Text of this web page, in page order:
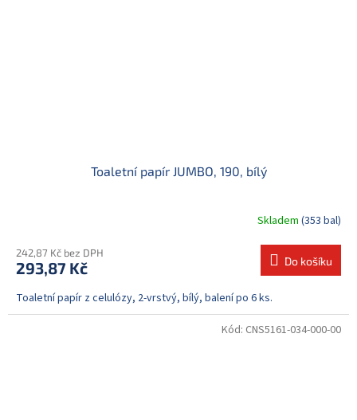
Toaletní papír JUMBO, 190, bílý
Skladem (353 bal)
242,87 Kč bez DPH
293,87 Kč Do košíku
Toaletní papír z celulózy, 2-vrstvý, bílý, balení po 6 ks.
Kód: CNS5161-034-000-00